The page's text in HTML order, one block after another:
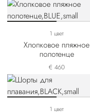
1 цвет
Хлопковое пляжное
полотенце
€ 460
1 цвет